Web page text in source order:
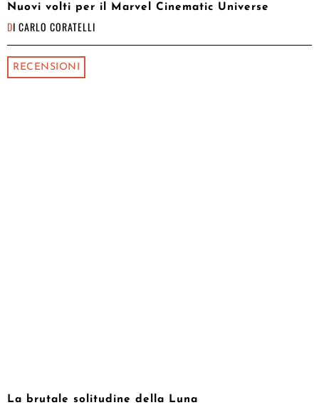
Nuovi volti per il Marvel Cinematic Universe
DI CARLO CORATELLI
RECENSIONI
La brutale solitudine della Luna